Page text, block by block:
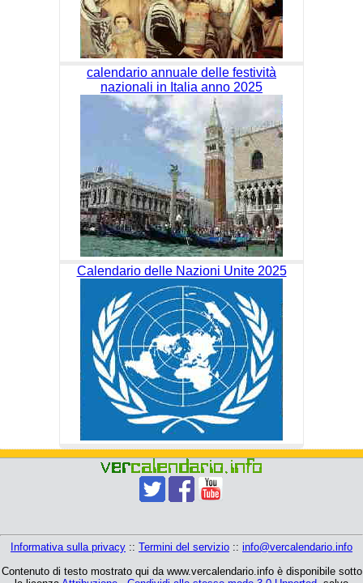
calendario annuale delle festività
nazionali in Italia anno 2025
Calendario delle Nazioni Unite 2025
Informativa sulla privacy :: Termini del servizio :: info@vercalendario.info
Contenuto di testo mostrato qui da www.vercalendario.info è disponibile sotto